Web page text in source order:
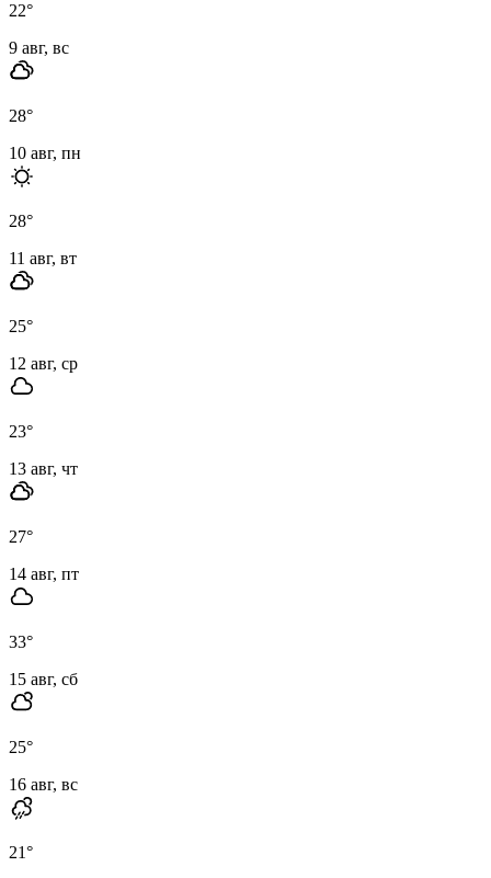
22°
9 авг, вс
28°
10 авг, пн
28°
11 авг, вт
25°
12 авг, ср
23°
13 авг, чт
27°
14 авг, пт
33°
15 авг, сб
25°
16 авг, вс
21°